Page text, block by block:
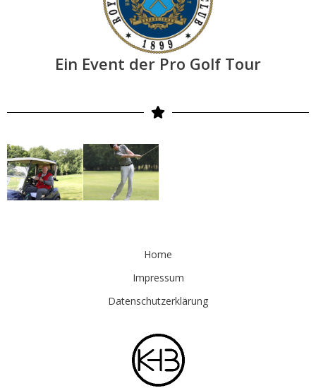
Ein Event der Pro Golf Tour
Home
Impressum
Datenschutzerklärung